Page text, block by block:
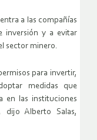
a las compañías
inversión y a evitar
sector minero.
para invertir,
medidas que
en las instituciones
dijo Alberto Salas,